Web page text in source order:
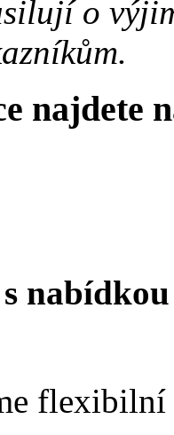
o
najdete
flexibilní